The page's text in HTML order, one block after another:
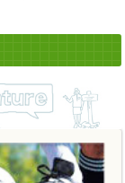
新しました。
新しました。